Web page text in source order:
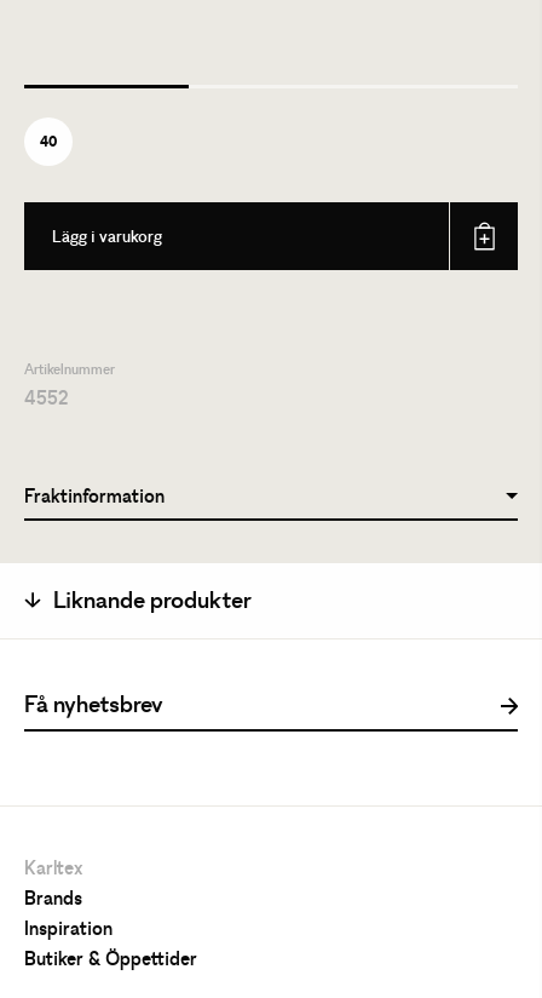
40
Lägg i varukorg
Artikelnummer
4552
Fraktinformation
Liknande produkter
Karltex
Brands
Inspiration
Butiker & Öppettider